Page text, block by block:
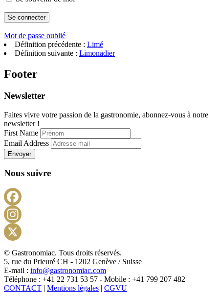
Mot de passe oublié
Définition précédente : Limé
Définition suivante : Limonadier
Footer
Newsletter
Faites vivre votre passion de la gastronomie, abonnez-vous à notre
newsletter !
First Name
Email Address
Envoyer
Nous suivre
X
© Gastronomiac. Tous droits réservés.
5, rue du Prieuré CH - 1202 Genève / Suisse
E-mail : info@gastronomiac.com
Téléphone : +41 22 731 53 57 - Mobile : +41 799 207 482
CONTACT | Mentions légales | CGVU